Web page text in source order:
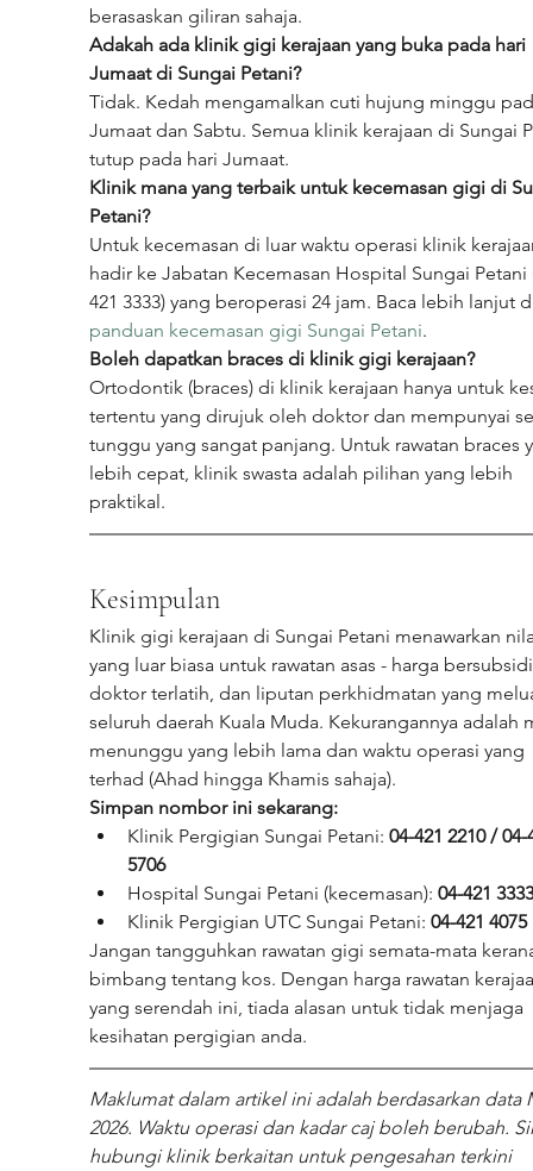
berasaskan giliran sahaja.
Adakah ada klinik gigi kerajaan yang buka pada hari
Jumaat di Sungai Petani?
Tidak. Kedah mengamalkan cuti hujung minggu
Jumaat dan Sabtu. Semua klinik kerajaan di Sungai
tutup pada hari Jumaat.
Klinik mana yang terbaik untuk kecemasan gigi di
Petani?
Untuk kecemasan di luar waktu operasi klinik
hadir ke Jabatan Kecemasan Hospital Sungai Petani
421 3333) yang beroperasi 24 jam. Baca lebih lanjut
panduan kecemasan gigi Sungai Petani.
Boleh dapatkan braces di klinik gigi kerajaan?
Ortodontik (braces) di klinik kerajaan hanya untuk
tertentu yang dirujuk oleh doktor dan mempunyai
tunggu yang sangat panjang. Untuk rawatan braces
lebih cepat, klinik swasta adalah pilihan yang lebih
praktikal.
Kesimpulan
Klinik gigi kerajaan di Sungai Petani menawarkan
yang luar biasa untuk rawatan asas - harga
doktor terlatih, dan liputan perkhidmatan yang
seluruh daerah Kuala Muda. Kekurangannya adalah
menunggu yang lebih lama dan waktu operasi yang
terhad (Ahad hingga Khamis sahaja).
Simpan nombor ini sekarang:
Klinik Pergigian Sungai Petani: 04-421 2210 /
5706
Hospital Sungai Petani (kecemasan): 04-421 3333
Klinik Pergigian UTC Sungai Petani: 04-421 4075
Jangan tangguhkan rawatan gigi semata-mata
bimbang tentang kos. Dengan harga rawatan
yang serendah ini, tiada alasan untuk tidak menjaga
kesihatan pergigian anda.
Maklumat dalam artikel ini adalah berdasarkan data
2026. Waktu operasi dan kadar caj boleh berubah.
hubungi klinik berkaitan untuk pengesahan terkini